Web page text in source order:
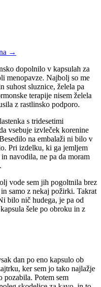
→
dopolnilo v kapsulah za
menopavze. Najbolj so me
suhost sluznice, želela pa
terapije nisem želela
z rastlinsko podporo.
s tridesetimi
vsebuje izvleček korenine
na embalaži ni bilo v
Pri izdelku, ki ga jemljem
navodila, ne pa da moram
vode sem jih pogoltnila brez
samo z nekaj požirki. Takrat
bilo nič hudega, je pa od
šele po obroku in z
dan po eno kapsulo ob
ker sem jo tako najlažje
Potem sem